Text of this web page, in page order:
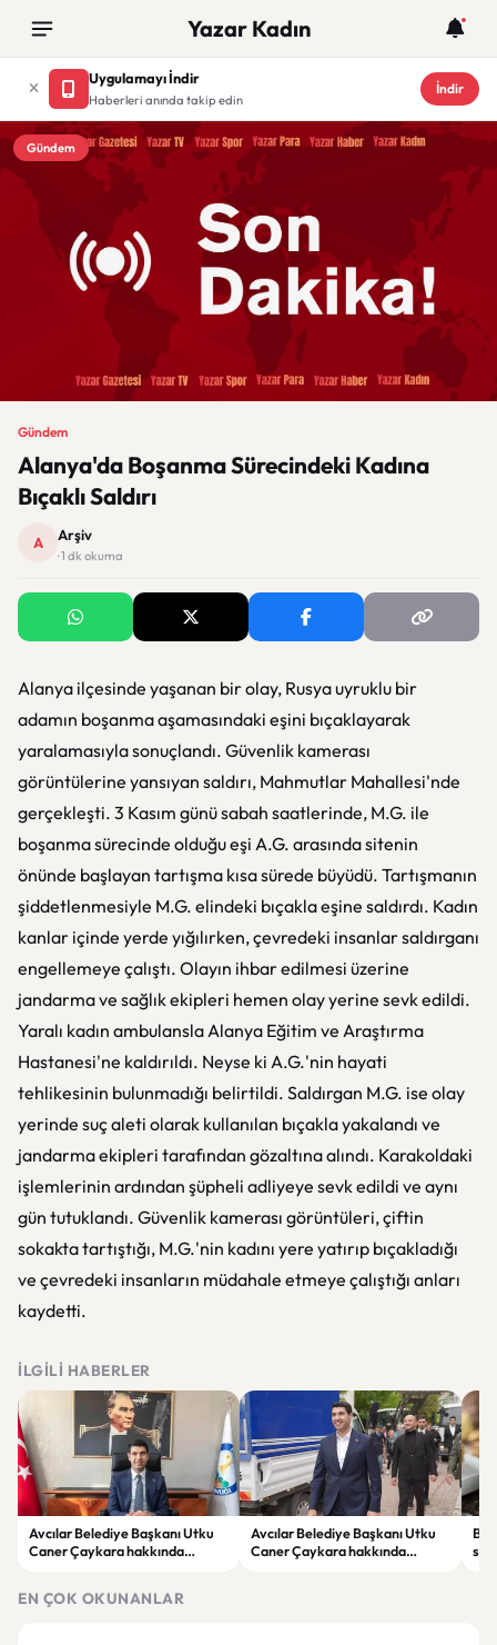
Yazar Kadın
Uygulamayı İndir
Haberleri anında takip edin
İndir
Gündem
Gündem
Alanya'da Boşanma Sürecindeki Kadına
Bıçaklı Saldırı
A Arşiv
· 1 dk okuma
Alanya ilçesinde yaşanan bir olay, Rusya uyruklu bir
adamın boşanma aşamasındaki eşini bıçaklayarak
yaralamasıyla sonuçlandı. Güvenlik kamerası
görüntülerine yansıyan saldırı, Mahmutlar Mahallesi'nde
gerçekleşti. 3 Kasım günü sabah saatlerinde, M.G. ile
boşanma sürecinde olduğu eşi A.G. arasında sitenin
önünde başlayan tartışma kısa sürede büyüdü. Tartışmanın
şiddetlenmesiyle M.G. elindeki bıçakla eşine saldırdı. Kadın
kanlar içinde yerde yığılırken, çevredeki insanlar saldırganı
engellemeye çalıştı. Olayın ihbar edilmesi üzerine
jandarma ve sağlık ekipleri hemen olay yerine sevk edildi.
Yaralı kadın ambulansla Alanya Eğitim ve Araştırma
Hastanesi'ne kaldırıldı. Neyse ki A.G.'nin hayati
tehlikesinin bulunmadığı belirtildi. Saldırgan M.G. ise olay
yerinde suç aleti olarak kullanılan bıçakla yakalandı ve
jandarma ekipleri tarafından gözaltına alındı. Karakoldaki
işlemlerinin ardından şüpheli adliyeye sevk edildi ve aynı
gün tutuklandı. Güvenlik kamerası görüntüleri, çiftin
sokakta tartıştığı, M.G.'nin kadını yere yatırıp bıçakladığı
ve çevredeki insanların müdahale etmeye çalıştığı anları
kaydetti.
İLGILI HABERLER
Avcılar Belediye Başkanı Utku
Caner Çaykara hakkında
Avcılar Belediye Başkanı Utku
Caner Çaykara hakkında
EN ÇOK OKUNANLAR